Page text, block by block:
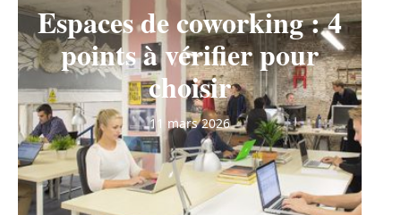
Espaces de coworking : 4
points à vérifier pour
choisir
11 mars 2026